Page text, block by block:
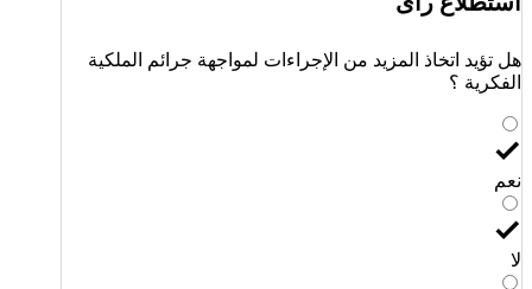
هل تؤيد اتخاذ المزيد من الإجراءات لمواجهة جرائم الملكية
الفكرية ؟
نعم
لا